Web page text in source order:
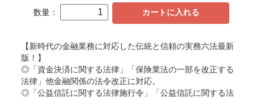
数量： カートに入れる
【新時代の金融業務に対応した伝統と信頼の実務六法最新
版！】
◎「資金決済に関する法律」「保険業法の一部を改正する
法律」他金融関係の法令改正に対応。
◎「公益信託に関する法律施行令」「公益信託に関する法